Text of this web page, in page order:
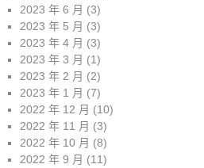
2023 年 6 月 (3)
2023 年 5 月 (3)
2023 年 4 月 (3)
2023 年 3 月 (1)
2023 年 2 月 (2)
2023 年 1 月 (7)
2022 年 12 月 (10)
2022 年 11 月 (3)
2022 年 10 月 (8)
2022 年 9 月 (11)